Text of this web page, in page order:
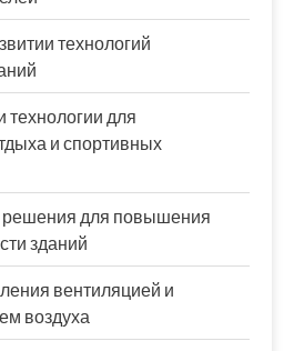
технологий
для
и спортивных
решения для повышения
зданий
вентиляцией и
воздуха